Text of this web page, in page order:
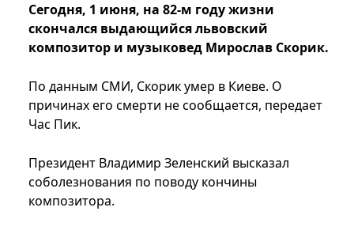
Сегодня, 1 июня, на 82-м году жизни
скончался выдающийся львовский
композитор и музыковед Мирослав Скорик.
По данным СМИ, Скорик умер в Киеве. О
причинах его смерти не сообщается, передает
Час Пик.
Президент Владимир Зеленский высказал
соболезнования по поводу кончины
композитора.